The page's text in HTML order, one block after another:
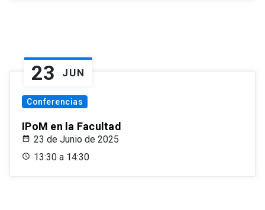
23 JUN
Conferencias
IPoM en la Facultad
23 de Junio de 2025
13:30 a 14:30